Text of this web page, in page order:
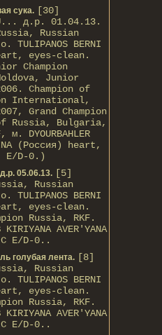
сука. [30]
U... д.р. 01.04.13.
Russian
TULIPANOS BERNI
eyes-clean.
Champion
Junior
Champion of
International,
Grand Champion
Russia, Bulgaria,
DYOURBAHLER
(Россия) heart,
E/D-0.)
05.06.13. [5]
Russian
TULIPANOS BERNI
eyes-clean.
Russia, RKF.
KIRIYANA AVER'YANA
E/D-0..
голубая лента. [8]
Russian
TULIPANOS BERNI
eyes-clean.
Russia, RKF.
KIRIYANA AVER'YANA
E/D-0..